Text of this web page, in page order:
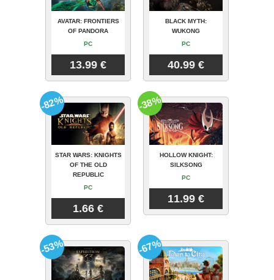
AVATAR: FRONTIERS
OF PANDORA
PC
13.99 €
BLACK MYTH:
WUKONG
PC
40.99 €
STAR WARS: KNIGHTS
OF THE OLD
REPUBLIC
PC
1.66 €
-82%
HOLLOW KNIGHT:
SILKSONG
PC
11.99 €
-38%
-53% -67%